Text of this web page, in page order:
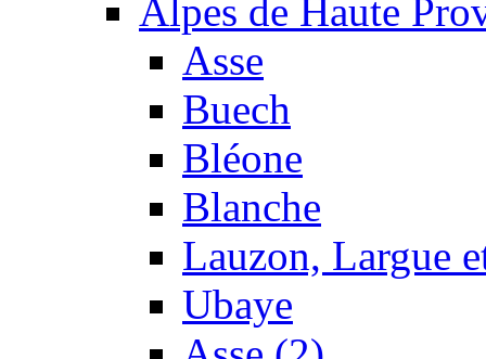
Alpes de Haute
Asse
Buech
Bléone
Blanche
Lauzon, Largue
Ubaye